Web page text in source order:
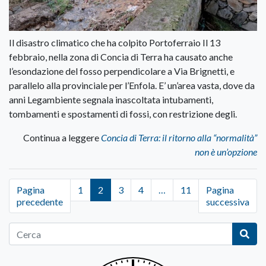
Il disastro climatico che ha colpito Portoferraio Il 13
febbraio, nella zona di Concia di Terra ha causato anche
l’esondazione del fosso perpendicolare a Via Brignetti, e
parallelo alla provinciale per l’Enfola. E’ un’area vasta, dove da
anni Legambiente segnala inascoltata intubamenti,
tombamenti e spostamenti di fossi, con restrizione degli.
Continua a leggereConcia di Terra: il ritorno alla “normalità”
non è un’opzione
Pagina
precedente
1 2 3 4 … 11
Pagina
successiva